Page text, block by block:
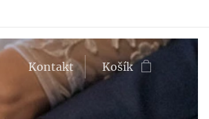
Kontakt Košík